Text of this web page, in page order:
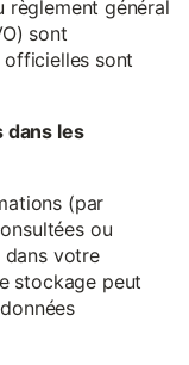
général
sont
officielles sont
dans les
(par
ou
dans votre
stockage peut